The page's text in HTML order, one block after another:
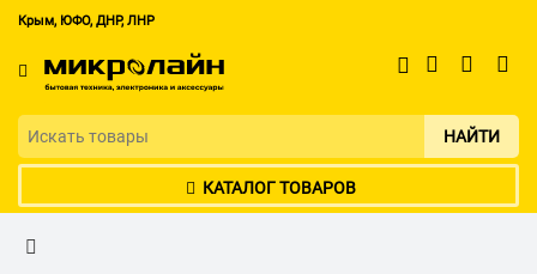
Крым, ЮФО, ДНР, ЛНР
НАЙТИ
КАТАЛОГ ТОВАРОВ